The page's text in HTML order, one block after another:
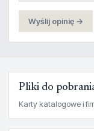
Wyślij opinię →
Pliki do
Karty katalogowe i